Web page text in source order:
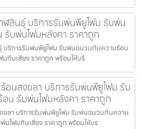
ฬสินธุ์ บริการรับพ่นพียูโฟม รับพ่น
บพ่นโฟมหลังคา ราคาถูก
บริการรับพ่นพียูโฟม รับพ่นฉนวนกันความร้อน
กันเสียง ราคาถูก พร้อมให้บริ
อนสงขลา บริการรับพ่นพียูโฟม รับ
น รับพ่นโฟมหลังคา ราคาถูก
ลา บริการรับพ่นพียูโฟม รับพ่นฉนวนกันความ
นโฟมกันเสียง ราคาถูก พร้อมให้บร